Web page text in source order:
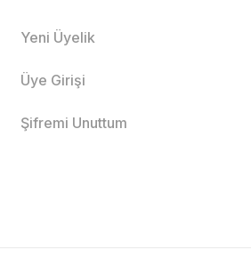
Yeni Üyelik
Üye Girişi
Şifremi Unuttum